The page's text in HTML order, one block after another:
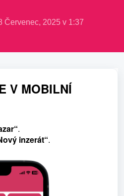
Červenec, 2025 v 1:37
V MOBILNÍ
.
inzerát“.